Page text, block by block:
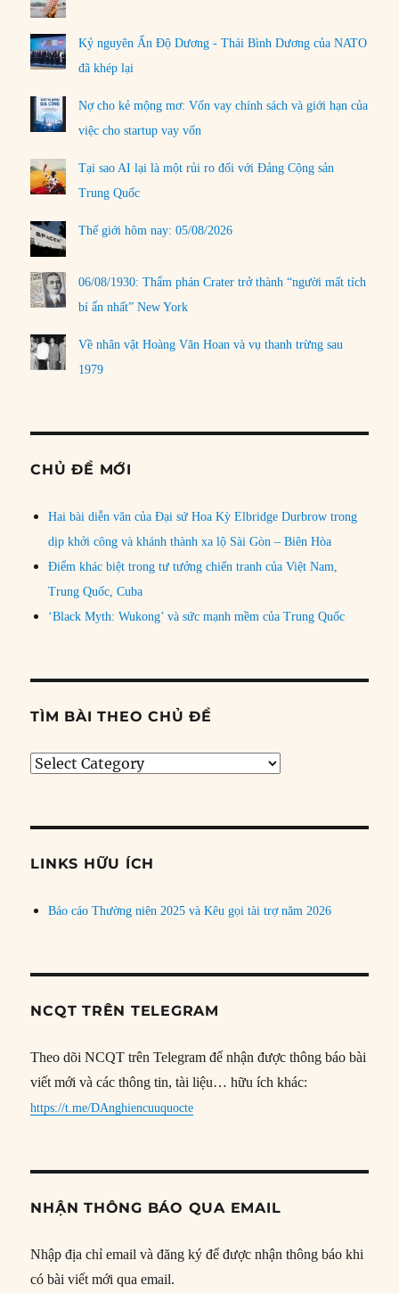
Kỷ nguyên Ấn Độ Dương - Thái Bình Dương của NATO
đã khép lại
Nợ cho kẻ mộng mơ: Vốn vay chính sách và giới hạn của
việc cho startup vay vốn
Tại sao AI lại là một rủi ro đối với Đảng Cộng sản
Trung Quốc
Thế giới hôm nay: 05/08/2026
06/08/1930: Thẩm phán Crater trở thành “người mất tích
bí ẩn nhất” New York
Về nhân vật Hoàng Văn Hoan và vụ thanh trừng sau
1979
CHỦ ĐỀ MỚI
Hai bài diễn văn của Đại sứ Hoa Kỳ Elbridge Durbrow trong
dịp khởi công và khánh thành xa lộ Sài Gòn – Biên Hòa
Điểm khác biệt trong tư tưởng chiến tranh của Việt Nam,
Trung Quốc, Cuba
‘Black Myth: Wukong’ và sức mạnh mềm của Trung Quốc
TÌM BÀI THEO CHỦ ĐỀ
Tìm
đề
LINKS HỮU ÍCH
Báo cáo Thường niên 2025 và Kêu gọi tài trợ năm 2026
NCQT TRÊN TELEGRAM
Theo dõi NCQT trên Telegram để nhận được thông báo bài
viết mới và các thông tin, tài liệu… hữu ích khác:
https://t.me/DAnghiencuuquocte
NHẬN THÔNG BÁO QUA EMAIL
Nhập địa chỉ email và đăng ký để được nhận thông báo khi
có bài viết mới qua email.